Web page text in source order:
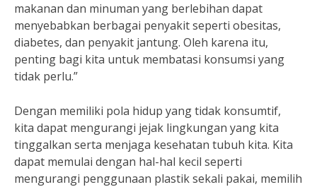
makanan dan minuman yang berlebihan dapat
menyebabkan berbagai penyakit seperti obesitas,
diabetes, dan penyakit jantung. Oleh karena itu,
penting bagi kita untuk membatasi konsumsi yang
tidak perlu.”
Dengan memiliki pola hidup yang tidak konsumtif,
kita dapat mengurangi jejak lingkungan yang kita
tinggalkan serta menjaga kesehatan tubuh kita. Kita
dapat memulai dengan hal-hal kecil seperti
mengurangi penggunaan plastik sekali pakai, memilih